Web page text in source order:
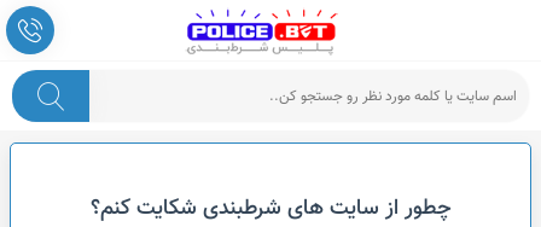
چطور از سایت های شرطبندی شکایت کنم؟